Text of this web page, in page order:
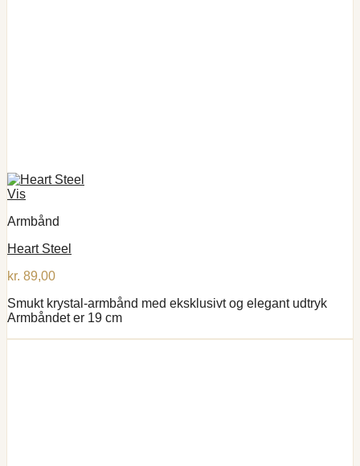
Vis
Armbånd
Heart Steel
kr. 89,00
Smukt krystal-armbånd med eksklusivt og elegant udtryk
Armbåndet er 19 cm